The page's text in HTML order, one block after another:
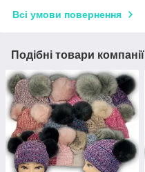
Всі умови повернення
Подібні товари компанії